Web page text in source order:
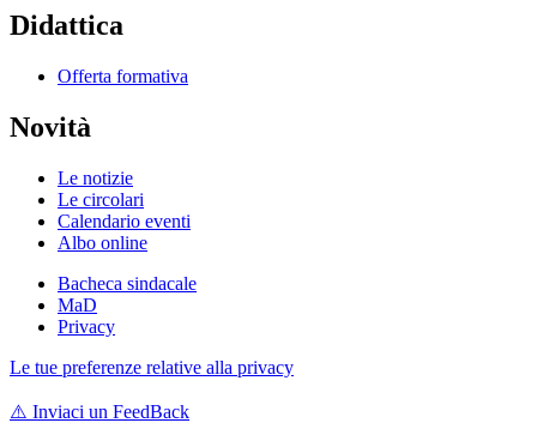
Didattica
Offerta formativa
Novità
Le notizie
Le circolari
Calendario eventi
Albo online
Bacheca sindacale
MaD
Privacy
Le tue preferenze relative alla privacy
⚠️ Inviaci un FeedBack